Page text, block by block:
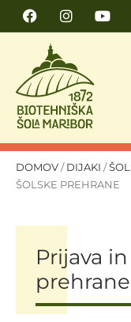
DOMOV / DIJAKI /
ŠOLSKE PREHRANE
Prijava
prehrane